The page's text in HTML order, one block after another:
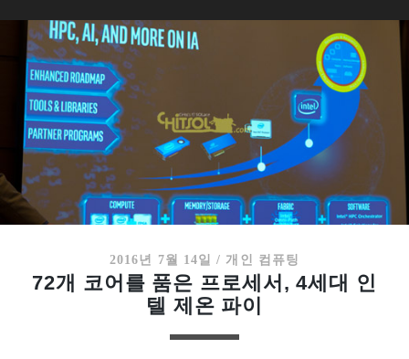
2016년 7월 14일 / 개인 컴퓨팅
72개 코어를 품은 프로세서, 4세대 인
텔 제온 파이